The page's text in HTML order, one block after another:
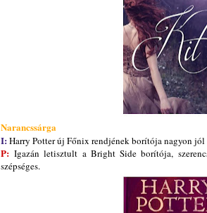
Narancssárga
I: Harry Potter új Főnix rendjének borítója nagyon
P: Igazán letisztult a Bright Side borítója,
szépséges.